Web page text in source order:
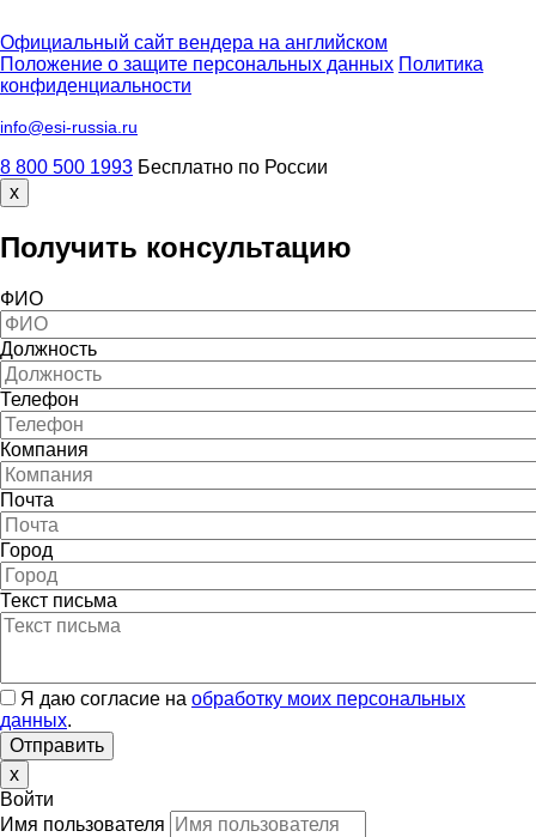
Официальный сайт вендера на английском
Положение о защите персональных данных Политика
конфиденциальности
info@esi-russia.ru
8 800 500 1993 Бесплатно по России
x
Получить консультацию
ФИО
Должность
Телефон
Компания
Почта
Город
Текст письма
Я даю согласие на обработку моих персональных
данных.
x
Войти
Имя пользователя